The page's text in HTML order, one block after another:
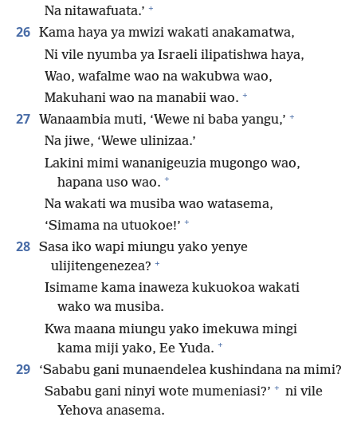
Na nitawafuata.’ +
26 Kama haya ya mwizi wakati anakamatwa,
Ni vile nyumba ya Israeli ilipatishwa haya,
Wao, wafalme wao na wakubwa wao,
Makuhani wao na manabii wao. +
27 Wanaambia muti, ‘Wewe ni baba yangu,’ +
Na jiwe, ‘Wewe ulinizaa.’
Lakini mimi wananigeuzia mugongo wao,
hapana uso wao. +
Na wakati wa musiba wao watasema,
‘Simama na utuokoe!’ +
28 Sasa iko wapi miungu yako yenye
ulijitengenezea? +
Isimame kama inaweza kukuokoa wakati
wako wa musiba.
Kwa maana miungu yako imekuwa mingi
kama miji yako, Ee Yuda. +
29
‘Sababu gani munaendelea kushindana na mimi?
Sababu gani ninyi wote mumeniasi?’ + ni vile
Yehova anasema.